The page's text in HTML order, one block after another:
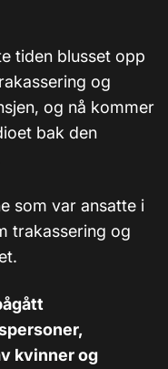
tiden blusset opp
og
og nå kommer
bak den
som var ansatte i
trakassering og
kvinner og